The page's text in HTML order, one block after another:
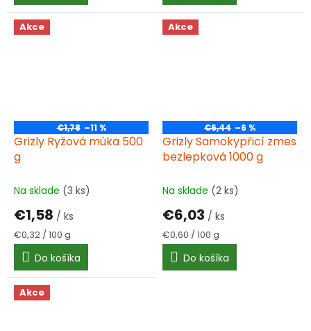
Akce
€1,78 –11 %
Grizly Ryžová múka 500
g
Na sklade (3 ks)
€1,58 / ks
Jednotková
cena:
€0,32 / 100 g
Do košíka
Akce
€6,44 –6 %
Grizly Samokypřicí zmes
bezlepková 1000 g
Na sklade (2 ks)
€6,03 / ks
Jednotková
cena:
€0,60 / 100 g
Do košíka
Akce